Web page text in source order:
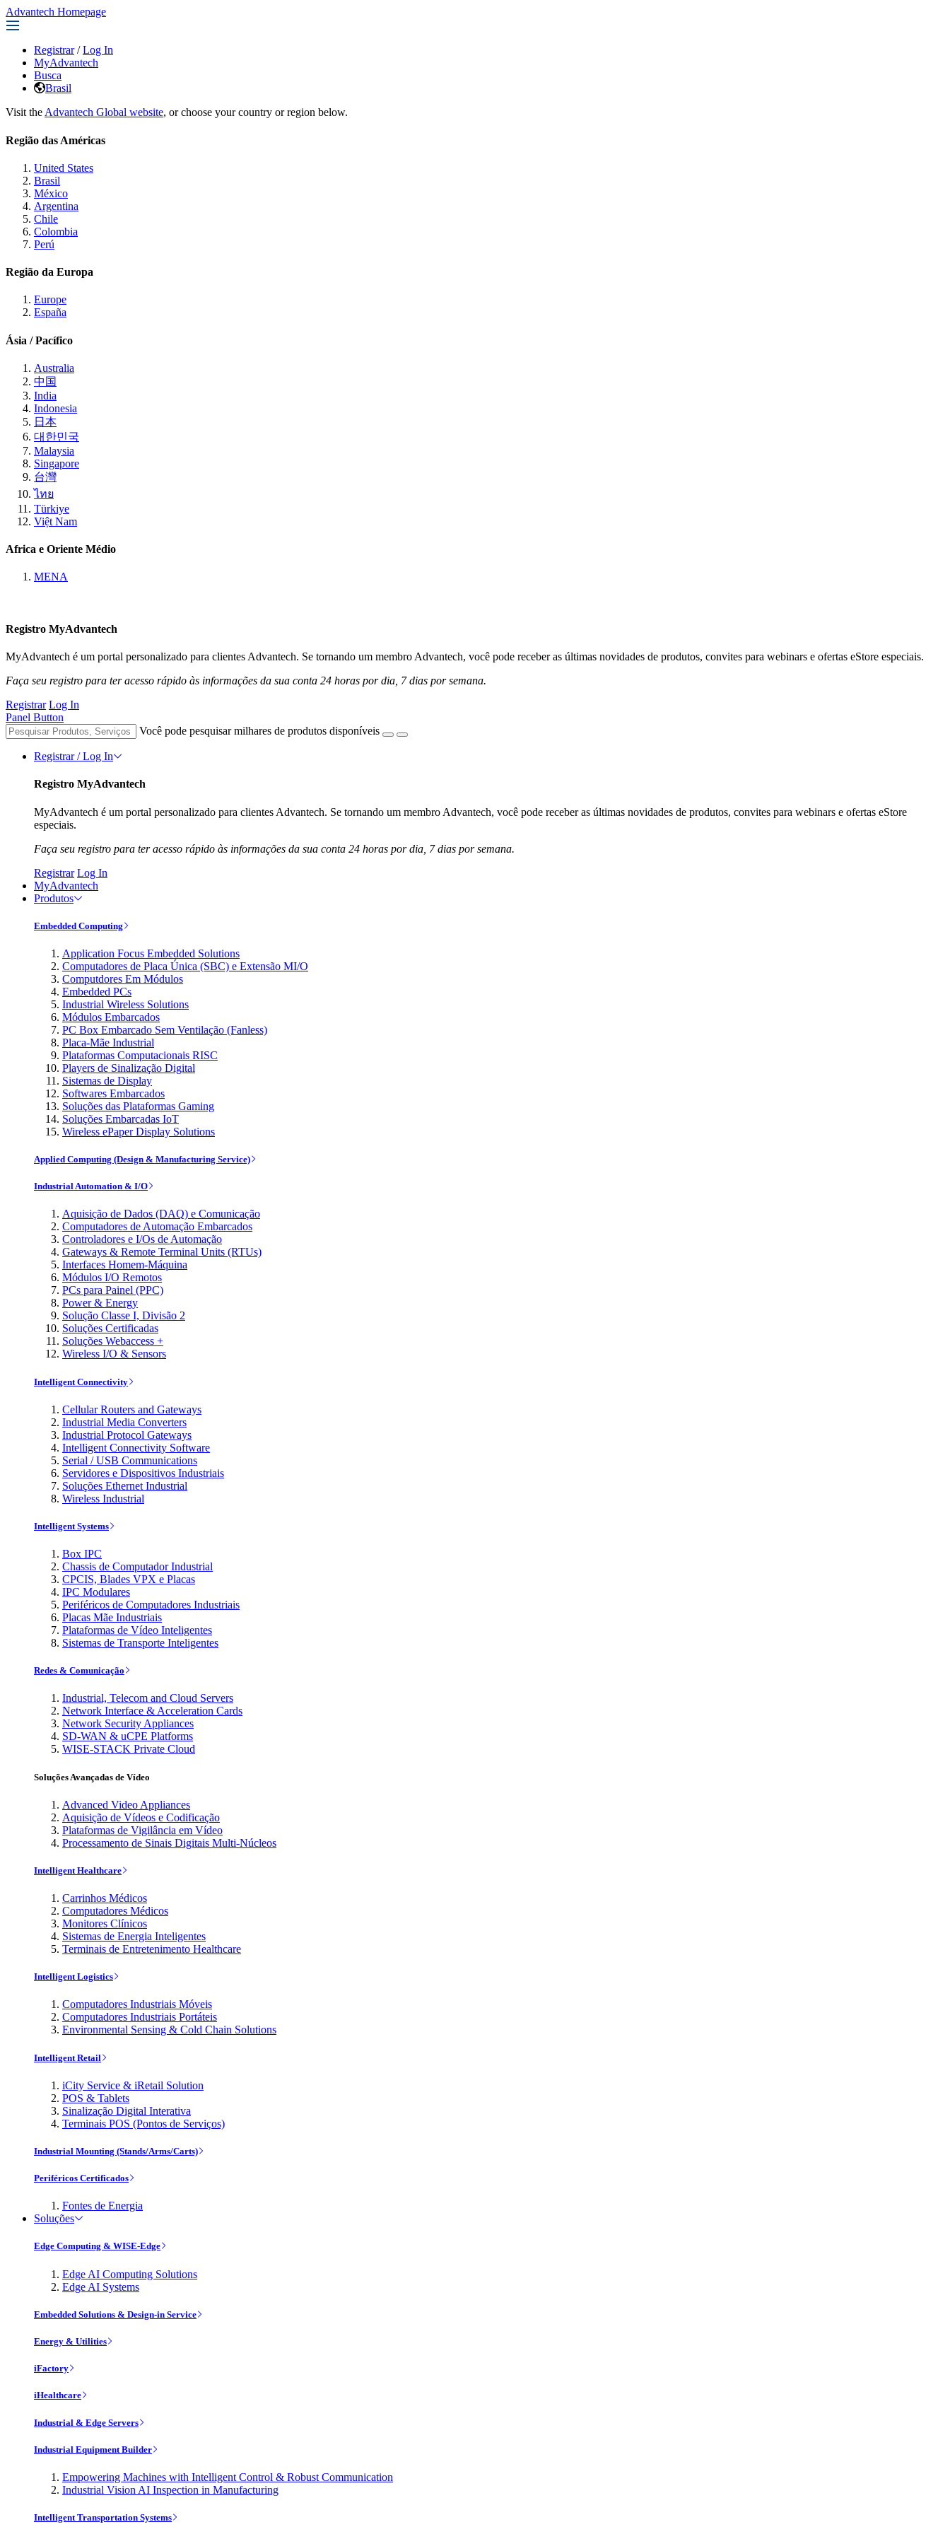
Advantech Homepage
Registrar / Log In
MyAdvantech
Busca
Brasil
Visit the Advantech Global website, or choose your country or region below.
Região das Américas
United States
Brasil
México
Argentina
Chile
Colombia
Perú
Região da Europa
Europe
España
Ásia / Pacífico
Australia
中国
India
Indonesia
日本
대한민국
Malaysia
Singapore
台灣
ไทย
Türkiye
Việt Nam
Africa e Oriente Médio
MENA
Registro MyAdvantech
MyAdvantech é um portal personalizado para clientes Advantech. Se tornando um membro Advantech, você pode receber as últimas novidades de produtos, convites para webinars e ofertas eStore especiais.
Faça seu registro para ter acesso rápido às informações da sua conta 24 horas por dia, 7 dias por semana.
Registrar Log In
Panel Button
Você pode pesquisar milhares de produtos disponíveis
Registrar / Log In
Registro MyAdvantech
MyAdvantech é um portal personalizado para clientes Advantech. Se tornando um membro Advantech, você pode receber as últimas novidades de produtos, convites para webinars e ofertas eStore
especiais.
Faça seu registro para ter acesso rápido às informações da sua conta 24 horas por dia, 7 dias por semana.
Registrar Log In
MyAdvantech
Produtos
Embedded Computing
Application Focus Embedded Solutions
Computadores de Placa Única (SBC) e Extensão MI/O
Computdores Em Módulos
Embedded PCs
Industrial Wireless Solutions
Módulos Embarcados
PC Box Embarcado Sem Ventilação (Fanless)
Placa-Mãe Industrial
Plataformas Computacionais RISC
Players de Sinalização Digital
Sistemas de Display
Softwares Embarcados
Soluções das Plataformas Gaming
Soluções Embarcadas IoT
Wireless ePaper Display Solutions
Applied Computing (Design & Manufacturing Service)
Industrial Automation & I/O
Aquisição de Dados (DAQ) e Comunicação
Computadores de Automação Embarcados
Controladores e I/Os de Automação
Gateways & Remote Terminal Units (RTUs)
Interfaces Homem-Máquina
Módulos I/O Remotos
PCs para Painel (PPC)
Power & Energy
Solução Classe I, Divisão 2
Soluções Certificadas
Soluções Webaccess +
Wireless I/O & Sensors
Intelligent Connectivity
Cellular Routers and Gateways
Industrial Media Converters
Industrial Protocol Gateways
Intelligent Connectivity Software
Serial / USB Communications
Servidores e Dispositivos Industriais
Soluções Ethernet Industrial
Wireless Industrial
Intelligent Systems
Box IPC
Chassis de Computador Industrial
CPCIS, Blades VPX e Placas
IPC Modulares
Periféricos de Computadores Industriais
Placas Mãe Industriais
Plataformas de Vídeo Inteligentes
Sistemas de Transporte Inteligentes
Redes & Comunicação
Industrial, Telecom and Cloud Servers
Network Interface & Acceleration Cards
Network Security Appliances
SD-WAN & uCPE Platforms
WISE-STACK Private Cloud
Soluções Avançadas de Vídeo
Advanced Video Appliances
Aquisição de Vídeos e Codificação
Plataformas de Vigilância em Vídeo
Processamento de Sinais Digitais Multi-Núcleos
Intelligent Healthcare
Carrinhos Médicos
Computadores Médicos
Monitores Clínicos
Sistemas de Energia Inteligentes
Terminais de Entretenimento Healthcare
Intelligent Logistics
Computadores Industriais Móveis
Computadores Industriais Portáteis
Environmental Sensing & Cold Chain Solutions
Intelligent Retail
iCity Service & iRetail Solution
POS & Tablets
Sinalização Digital Interativa
Terminais POS (Pontos de Serviços)
Industrial Mounting (Stands/Arms/Carts)
Periféricos Certificados
Fontes de Energia
Soluções
Edge Computing & WISE-Edge
Edge AI Computing Solutions
Edge AI Systems
Embedded Solutions & Design-in Service
Energy & Utilities
iFactory
iHealthcare
Industrial & Edge Servers
Industrial Equipment Builder
Empowering Machines with Intelligent Control & Robust Communication
Industrial Vision AI Inspection in Manufacturing
Intelligent Transportation Systems